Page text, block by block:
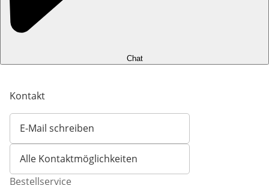
Chat
Kontakt
E-Mail schreiben
Öffnet E-Mail-Client
Alle Kontaktmöglichkeiten
Bestellservice